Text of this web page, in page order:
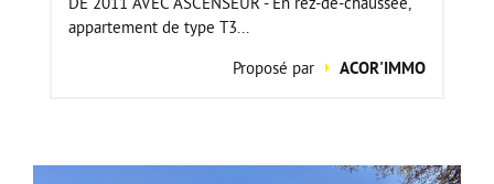
appartement de type T3...
Proposé par
ACOR'IMMO